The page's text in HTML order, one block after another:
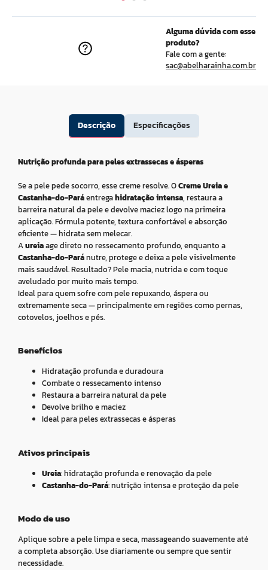
Alguma dúvida com esse
produto?
Fale com a gente:
sac@abelharainha.com.br
Descrição Especificações
Nutrição profunda para peles extrassecas e ásperas
Se a pele pede socorro, esse creme resolve. OCreme Ureia e
Castanha-do-Paráentregahidratação intensa, restaura a
barreira natural da pele e devolve maciez logo na primeira
aplicação. Fórmula potente, textura confortável e absorção
eficiente — hidrata sem melecar.
Aureiaage direto no ressecamento profundo, enquanto a
Castanha-do-Paránutre, protege e deixa a pele visivelmente
mais saudável. Resultado? Pele macia, nutrida e com toque
aveludado por muito mais tempo.
Ideal para quem sofre com pele repuxando, áspera ou
extremamente seca — principalmente em regiões como pernas,
cotovelos, joelhos e pés.
Benefícios
Hidratação profunda e duradoura
Combate o ressecamento intenso
Restaura a barreira natural da pele
Devolve brilho e maciez
Ideal para peles extrassecas e ásperas
Ativos principais
Ureia: hidratação profunda e renovação da pele
Castanha-do-Pará: nutrição intensa e proteção da pele
Modo de uso
Aplique sobre a pele limpa e seca, massageando suavemente até
a completa absorção. Use diariamente ou sempre que sentir
necessidade.